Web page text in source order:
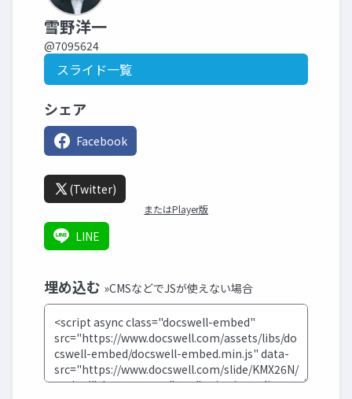
雪野洋一
@7095624
スライド一覧
シェア
Facebook
(Twitter)
またはPlayer版
LINE
埋め込む »CMSなどでJSが使えない場合